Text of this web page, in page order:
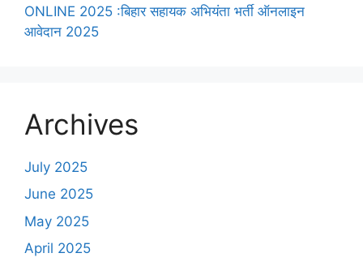
ONLINE 2025 :बिहार सहायक अभियंता भर्ती ऑनलाइन
आवेदान 2025
Archives
July 2025
June 2025
May 2025
April 2025